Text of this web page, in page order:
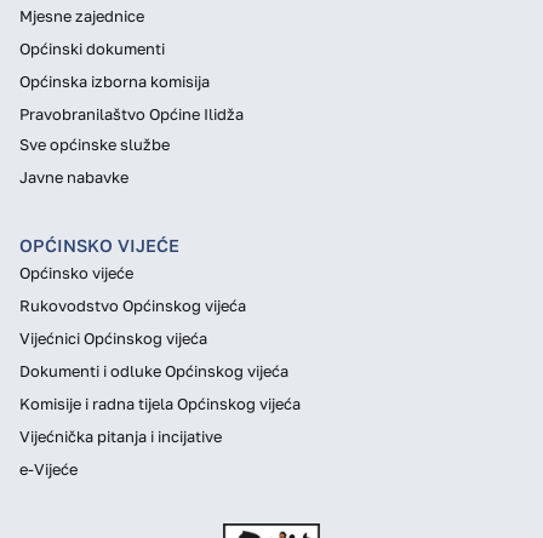
Mjesne zajednice
Općinski dokumenti
Općinska izborna komisija
Pravobranilaštvo Općine Ilidža
Sve općinske službe
Javne nabavke
OPĆINSKO VIJEĆE
Općinsko vijeće
Rukovodstvo Općinskog vijeća
Vijećnici Općinskog vijeća
Dokumenti i odluke Općinskog vijeća
Komisije i radna tijela Općinskog vijeća
Vijećnička pitanja i incijative
e-Vijeće